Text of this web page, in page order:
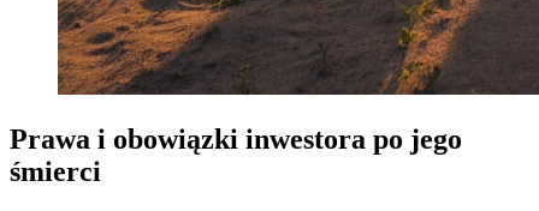
Prawa i obowiązki inwestora po jego
śmierci